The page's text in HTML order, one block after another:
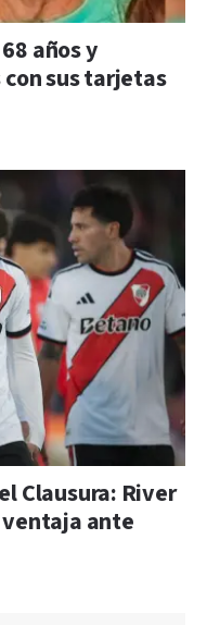
años y
sus tarjetas
Clausura: River
ventaja ante